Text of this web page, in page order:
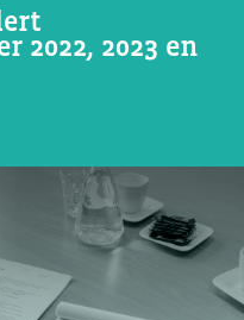
2022, 2023 en